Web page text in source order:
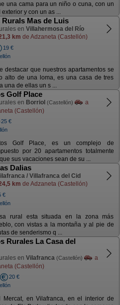
una cama para un niño o cuna, con un
y con un as ...
Mas de Luis
en Villahermosa del Río
km de Adzaneta (Castellón)
19 €
destacar que nuestros apartamentos se
alto de una loma, es una casa de tres
una de ellas un s ...
Golf Place
en Borriol (Castellón)
a
(Castellón)
25 €
Golf Place, es un complejo de
por 20 apartamentos totalmente
sus vacaciones sean de su ...
Dalias
/ Villafranca del Cid
km de Adzaneta (Castellón)
€
rural esta situada en la zona más
con vistas a la montaña y al pie de
de senderismo q ...
Rurales La Casa del
en Vilafranca (Castellón)
a
(Castellón)
20 €
Mercat, en Vilafranca, en el interior de